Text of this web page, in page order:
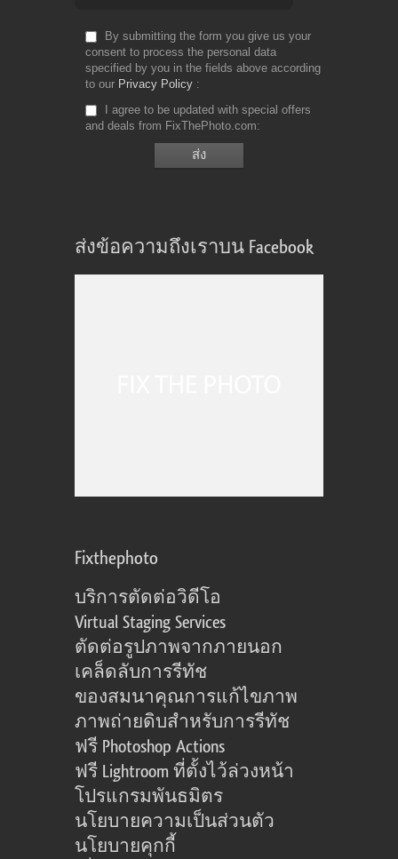
By submitting the form you give us your
consent to process the personal data
specified by you in the fields above according
to our Privacy Policy
I agree to be updated with special offers
and deals from FixThePhoto.com
ส่งข้อความถึงเราบน Facebook
Fixthephoto
บริการตัดต่อวิดีโอ
Virtual Staging Services
ตัดต่อรูปภาพจากภายนอก
เคล็ดลับการรีทัช
ของสมนาคุณการแก้ไขภาพ
ภาพถ่ายดิบสำหรับการรีทัช
ฟรี Photoshop Actions
ฟรี Lightroom ที่ตั้งไว้ล่วงหน้า
โปรแกรมพันธมิตร
นโยบายความเป็นส่วนตัว
นโยบายคุกกี้